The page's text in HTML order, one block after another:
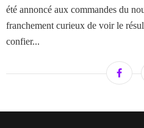
été annoncé aux commandes du
franchement curieux de voir le
confier...